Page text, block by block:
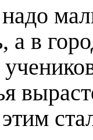
а в